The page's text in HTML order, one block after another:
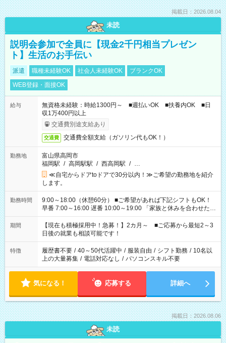
掲載日：2026.08.04
未読
説明会参加で全員に【現金2千円相当プレゼン
ト】生活のお手伝い
派遣 職種未経験OK 社会人未経験OK
ブランクOK
WEB登録・面接OK
給与
無資格未経験：時給1300円～ ■週払いOK ■扶養内OK ■日
収1万400円以上
交通費別途支給あり
交通費 交通費全額支給（ガソリン代もOK！）
勤務地
富山県高岡市
福岡駅 / 高岡駅駅 / 西高岡駅 / …
≪自宅からドアtoドアで30分以内！≫ご希望の勤務地を紹介
します。
勤務時間
9:00～18:00（休憩60分） ■ご希望があれば下記シフトもOK！
早番 7:00～16:00 遅番 10:00～19:00 「家族と休みを合わせた
い」 「余裕を持って夕飯の準備がしたい」 「できれば残業はし
たくない」 など、ご希望を教えてくださいね。 ※Wワーク希望
の方へ 今ご覧のお仕事で希望する勤務時間と、もう1つのお仕事
の勤務時間。 合計で週40時間を超える場合は応募できません。
期間
【現在も積極採用中！急募！】2カ月～ ■ご応募から最短2～3
日後の就業も相談可能です！
特徴 履歴書不要 / 40～50代活躍中 / 服装自由 / シフト勤務 / 10名以
上の大量募集 / 電話対応なし / パソコンスキル不要
気になる！ 応募する 詳細へ
掲載日：2026.08.06
未読